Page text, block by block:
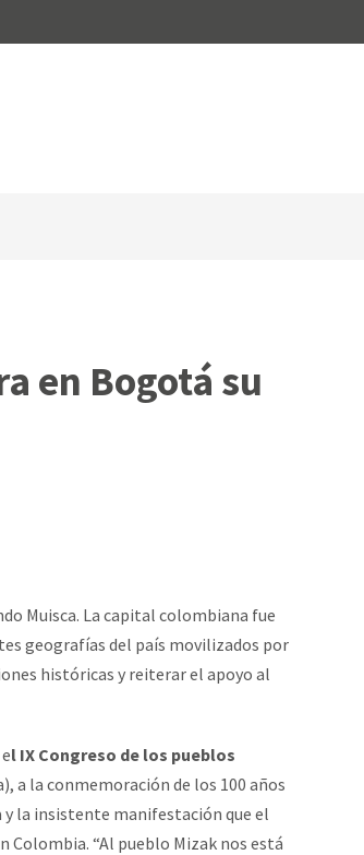
en Bogotá su
Muisca. La capital colombiana fue
geografías del país movilizados por
históricas y reiterar el apoyo al
l IX Congreso de los pueblos
a la conmemoración de los 100 años
y la insistente manifestación que el
Colombia. “Al pueblo Mizak nos está